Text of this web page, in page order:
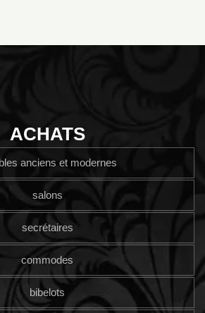
ACHATS
anciens et modernes
salons
secrétaires
commodes
bibelots